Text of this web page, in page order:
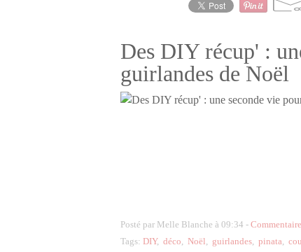
Des DIY récup' :
guirlandes de Noël
Posté par Melle Blanche à 09:34 -
Tags: DIY, déco, Noël, guirlandes, pinata,